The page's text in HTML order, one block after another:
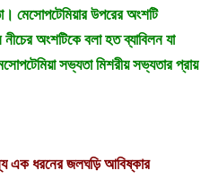
মেসোপটেমিয়ার উপরের অংশটি
নীচের অংশটিকে বলা হত ব্যাবিলন যা
সভ্যতা মিশরীয় সভ্যতার প্রায়
এক ধরনের জলঘড়ি আবিষ্কার